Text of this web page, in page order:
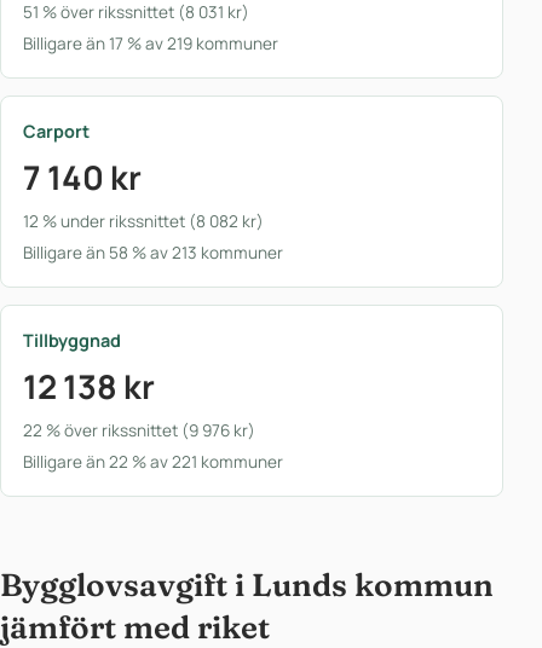
51 % över rikssnittet (8 031 kr)
Billigare än 17 % av 219 kommuner
Carport
7 140 kr
12 % under rikssnittet (8 082 kr)
Billigare än 58 % av 213 kommuner
Tillbyggnad
12 138 kr
22 % över rikssnittet (9 976 kr)
Billigare än 22 % av 221 kommuner
Bygglovsavgift i Lunds kommun
jämfört med riket